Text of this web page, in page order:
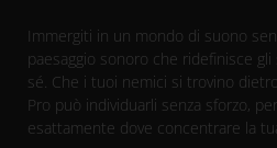
Immergiti in un mondo di suono
paesaggio sonoro che ridefinisce
sé. Che i tuoi nemici si trovino
Pro può individuarli senza sforzo,
esattamente dove concentrare la